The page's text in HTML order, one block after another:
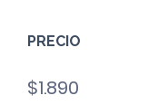
PRECIO
$1.890